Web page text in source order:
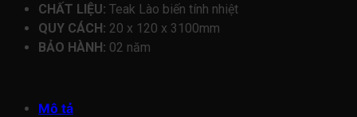
CHẤT LIỆU: Teak Lào biến tính nhiệt
QUY CÁCH: 20 x 120 x 3100mm
BẢO HÀNH: 02 năm
Mô tả